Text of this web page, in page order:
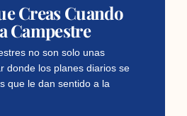
Creas Cuando
Campestre
no son solo unas
donde los planes diarios se
que le dan sentido a la